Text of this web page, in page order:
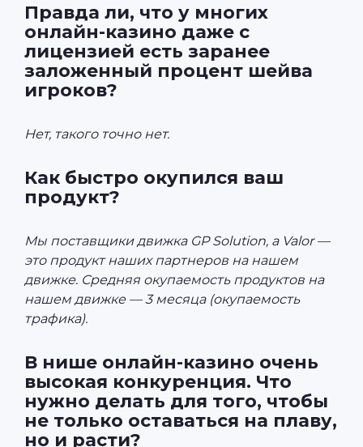
Правда ли, что у многих
онлайн-казино даже с
лицензией есть заранее
заложенный процент шейва
игроков?
Нет, такого точно нет.
Как быстро окупился ваш
продукт?
Мы поставщики движка GP Solution, а Valor —
это продукт наших партнеров на нашем
движке. Средняя окупаемость продуктов на
нашем движке — 3 месяца (окупаемость
трафика).
В нише онлайн-казино очень
высокая конкуренция. Что
нужно делать для того, чтобы
не только оставаться на плаву,
но и расти?